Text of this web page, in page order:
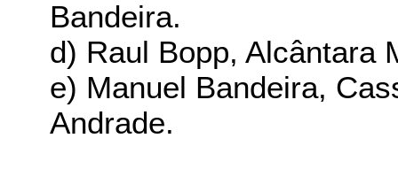
Bandeira.
d) Raul Bopp, Alcântara
e) Manuel Bandeira,
Andrade.